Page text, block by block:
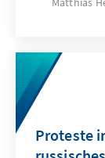
aber auch
Ukraine
Proteste